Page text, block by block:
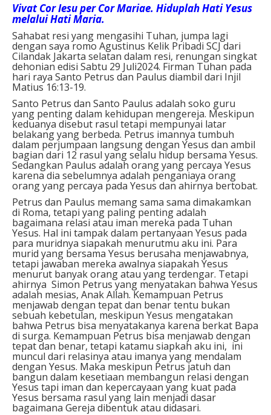
Vivat Cor Iesu per Cor Mariae. Hiduplah Hati Yesus
melalui Hati Maria.
Sahabat resi yang mengasihi Tuhan, jumpa lagi
dengan saya romo Agustinus Kelik Pribadi SCJ dari
Cilandak Jakarta selatan dalam resi, renungan singkat
dehonian edisi Sabtu 29 Juli2024. Firman Tuhan pada
hari raya Santo Petrus dan Paulus diambil dari Injil
Matius 16:13-19.
Santo Petrus dan Santo Paulus adalah soko guru
yang penting dalam kehidupan mengereja. Meskipun
keduanya disebut rasul tetapi mempunyai latar
belakang yang berbeda. Petrus imannya tumbuh
dalam perjumpaan langsung dengan Yesus dan ambil
bagian dari 12 rasul yang selalu hidup bersama Yesus.
Sedangkan Paulus adalah orang yang percaya Yesus
karena dia sebelumnya adalah penganiaya orang
orang yang percaya pada Yesus dan ahirnya bertobat.
Petrus dan Paulus memang sama sama dimakamkan
di Roma, tetapi yang paling penting adalah
bagaimana relasi atau iman mereka pada Tuhan
Yesus. Hal ini tampak dalam pertanyaan Yesus pada
para muridnya siapakah menurutmu aku ini. Para
murid yang bersama Yesus berusaha menjawabnya,
tetapi jawaban mereka awalnya siapakah Yesus
menurut banyak orang atau yang terdengar. Tetapi
ahirnya Simon Petrus yang menyatakan bahwa Yesus
adalah mesias, Anak Allah. Kemampuan Petrus
menjawab dengan tepat dan benar tentu bukan
sebuah kebetulan, meskipun Yesus mengatakan
bahwa Petrus bisa menyatakanya karena berkat Bapa
di surga. Kemampuan Petrus bisa menjawab dengan
tepat dan benar, tetapi katamu siapkah aku ini, ini
muncul dari relasinya atau imanya yang mendalam
dengan Yesus. Maka meskipun Petrus jatuh dan
bangun dalam kesetiaan membangun relasi dengan
Yesus tapi iman dan kepercayaan yang kuat pada
Yesus bersama rasul yang lain menjadi dasar
bagaimana Gereja dibentuk atau didasari.